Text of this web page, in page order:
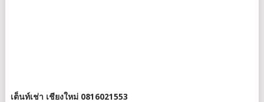
เต็นท์เช่า เชียงใหม่ 0816021553